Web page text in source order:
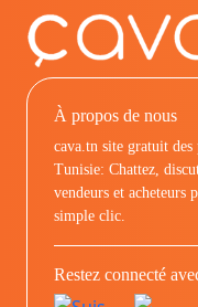
À propos de nous
cava.tn site gratuit des
Tunisie: Chattez,
vendeurs et acheteurs
simple clic.
Restez connecté